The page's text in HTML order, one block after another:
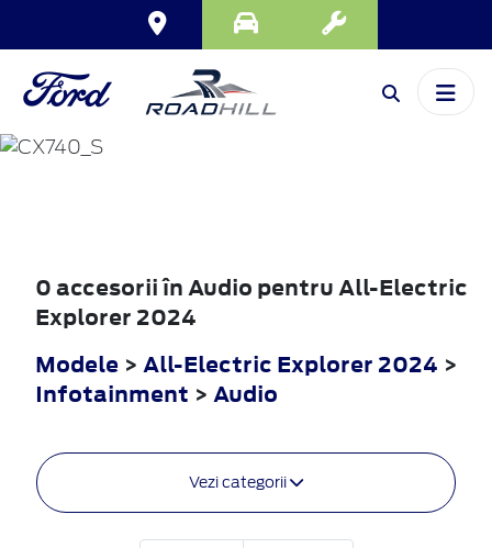
ALL-ELECTRIC
EXPLORER
0 accesorii în Audio pentru All-Electric
Explorer 2024
Modele > All-Electric Explorer 2024 >
Infotainment > Audio
Vezi categorii